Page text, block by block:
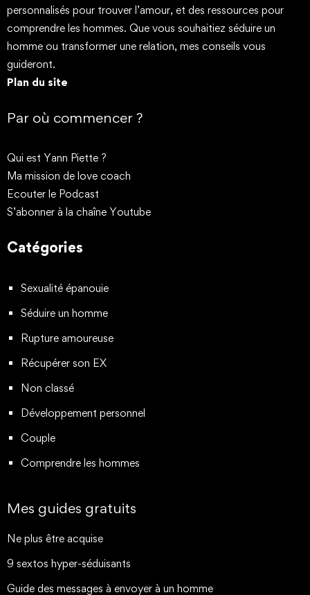
personnalisés pour trouver l’amour, et des ressources pour
comprendre les hommes. Que vous souhaitiez séduire un
homme ou transformer une relation, mes conseils vous
guideront.
Plan du site
Par où commencer ?
Qui est Yann Piette ?
Ma mission de love coach
Ecouter le Podcast
S’abonner à la chaîne Youtube
Catégories
Sexualité épanouie
Séduire un homme
Rupture amoureuse
Récupérer son EX
Non classé
Développement personnel
Couple
Comprendre les hommes
Mes guides gratuits
Ne plus être acquise
9 sextos hyper-séduisants
Guide des messages à envoyer à un homme